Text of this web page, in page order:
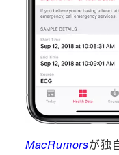
MacRumorsが独